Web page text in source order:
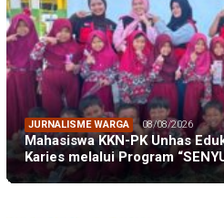
JURNALISME WARGA 08/08/2026
Mahasiswa KKN-PK Unhas
Karies melalui Program